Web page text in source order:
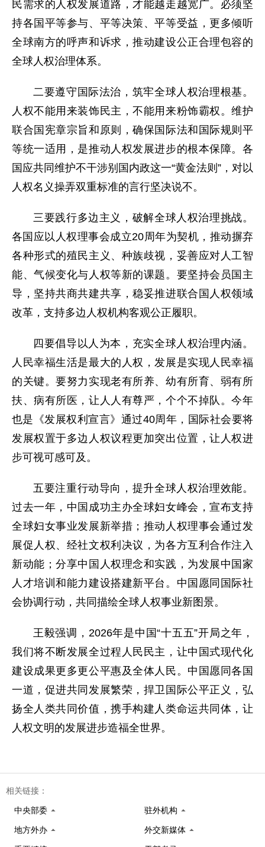
民需求的人权发展道路，才能越走越宽广。必须坚
持各国平等参与、平等决策、平等受益，更多倾听
全球南方的呼声和诉求，推动建设公正合理包容的
全球人权治理体系。
二要遵守国际法治，筑牢全球人权治理根基。
人权不能用来装饰民主，不能用来粉饰霸权。维护
联合国宪章宗旨和原则，确保国际法和国际规则平
等统一适用，是推动人权发展进步的根本保障。各
国应共同维护不干涉别国内政这一“黄金法则”，对以
人权名义操弄双重标准的言行坚决说不。
三要践行多边主义，破解全球人权治理挑战。
各国应以人权理事会成立20周年为契机，推动摒弃
各种形式的殖民主义、种族歧视，妥善应对人工智
能、气候变化与人权等新的课题。要坚持会员国主
导，坚持共商共建共享，稳妥推进联合国人权领域
改革，支持多边人权机构客观公正履职。
四要倡导以人为本，充实全球人权治理内涵。
人民幸福生活是最大的人权，发展是实现人民幸福
的关键。要努力实现老有所养、幼有所育、弱有所
扶、病有所医，让人人有尊严，个个不掉队。今年
也是《发展权利宣言》通过40周年，国际社会要将
发展权置于多边人权议程更加突出位置，让人权进
步可视可感可及。
五要注重行动导向，提升全球人权治理效能。
过去一年，中国成功主办全球妇女峰会，宣布支持
全球妇女事业发展新举措；推动人权理事会通过发
展促人权、经社文权利决议，为各方互利合作注入
新动能；分享中国人权理念和实践，为发展中国家
人才培训和能力建设搭建新平台。中国愿同国际社
会协调行动，共同描绘全球人权事业新图景。
王毅强调，2026年是中国“十五五”开局之年，
我们将不断发展全过程人民民主，让中国式现代化
建设成果更多更公平惠及全体人民。中国愿同各国
一道，促进共同发展繁荣，捍卫国际公平正义，弘
扬全人类共同价值，携手构建人类命运共同体，让
人权文明的发展进步造福全世界。
相关链接：
中央部委 驻外机构
地方外办 外交新媒体